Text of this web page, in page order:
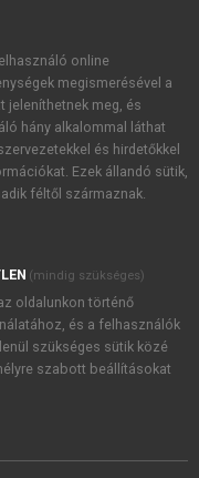
akcióiról.
újdonságairól,
tudomásul
a szotar.netés a
foglaltakat
online
megismerésével a
jeleníthetnek meg, és
hány alkalommal láthat
és hirdetőkkel
Ezek állandó sütik,
féltől származnak.
(mindig szükséges)
oldalunkon történő
és a felhasználók
szükséges sütik közé
szabott beállításokat